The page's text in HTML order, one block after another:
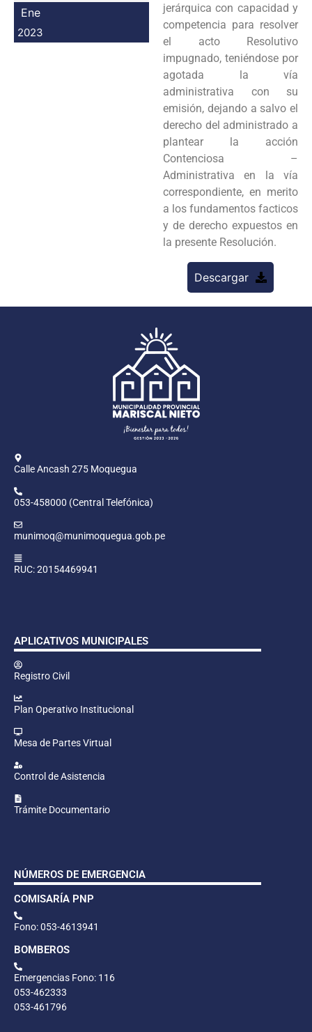
Ene
2023
jerárquica con capacidad y
competencia para resolver
el acto Resolutivo
impugnado, teniéndose por
agotada la vía
administrativa con su
emisión, dejando a salvo el
derecho del administrado a
plantear la acción
Contenciosa –
Administrativa en la vía
correspondiente, en merito
a los fundamentos facticos
y de derecho expuestos en
la presente Resolución.
Descargar
Calle Ancash 275 Moquegua
053-458000 (Central Telefónica)
munimoq@munimoquegua.gob.pe
RUC: 20154469941
APLICATIVOS MUNICIPALES
Registro Civil
Plan Operativo Institucional
Mesa de Partes Virtual
Control de Asistencia
Trámite Documentario
NÚMEROS DE EMERGENCIA
COMISARÍA PNP
Fono: 053-4613941
BOMBEROS
Emergencias Fono: 116
053-462333
053-461796